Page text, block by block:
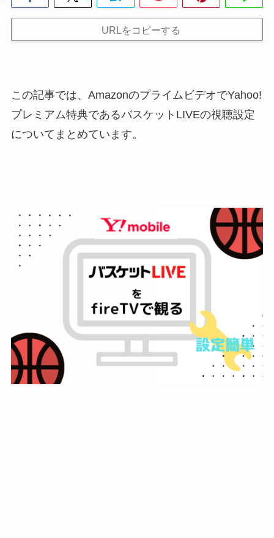
URLをコピーする
この記事では、AmazonのプライムビデオでYahoo!
プレミアム特典であるバスケットLIVEの視聴設定
についてまとめています。